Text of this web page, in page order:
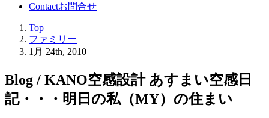
Contactお問合せ
Top
ファミリー
1月 24th, 2010
Blog / KANO空感設計 あすまい空感日
記・・・明日の私（MY）の住まい